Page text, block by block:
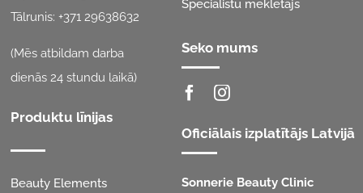
Tālrunis:+371 29638632
dienās 24 stundu laikā)
Produktu līnijas
E-veikals
Seko mums